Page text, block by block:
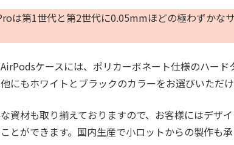
は第1世代と第2世代に0.05mmほどの極わずかな
ケースには、ポリカーボネート仕様のハー
にもホワイトとブラックのカラーをお選びいただけ
資材も取り揃えておりますので、お客様にはデザ
とができます。国内生産で小ロットからの製作も